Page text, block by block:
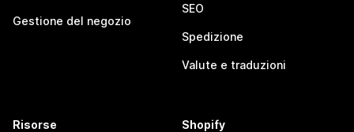
Gestione del negozio
SEO
Spedizione
Valute e traduzioni
Risorse Shopify